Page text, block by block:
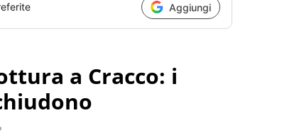
Aggiungi
a Cracco: i